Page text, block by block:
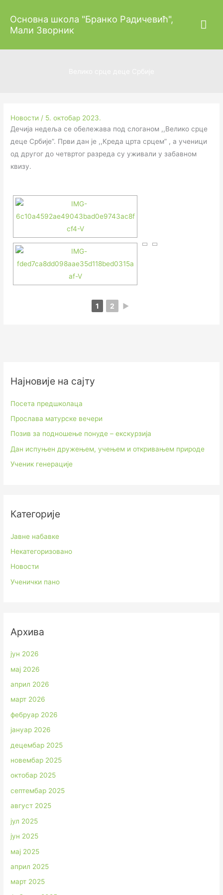
садржај
Основна школа "Бранко Радичевић",
Мали Зворник
Новости / 5. октобар 2023.
Дечија недеља се обележава под слоганом ,,Велико срце
деце Србије”. Први дан је ,,Креда црта срцем” , а ученици
од другог до четвртог разреда су уживали у забавном
квизу.
1 2 ►
Најновије на сајту
Посета предшколаца
Прослава матурске вечери
Позив за подношење понуде – екскурзија
Дан испуњен дружењем, учењем и откривањем природе
Ученик генерације
Категорије
Јавне набавке
Некатегоризовано
Новости
Ученички пано
Архива
јун 2026
мај 2026
април 2026
март 2026
фебруар 2026
јануар 2026
децембар 2025
новембар 2025
октобар 2025
септембар 2025
август 2025
јул 2025
јун 2025
мај 2025
април 2025
март 2025